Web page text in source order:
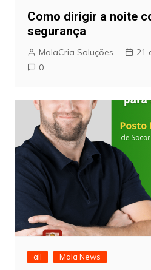
Como dirigir a noite
segurança
MalaCria Soluções
21
0
all Mala News